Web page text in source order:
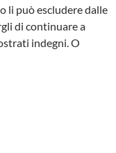
li può escludere dalle
di continuare a
indegni. O